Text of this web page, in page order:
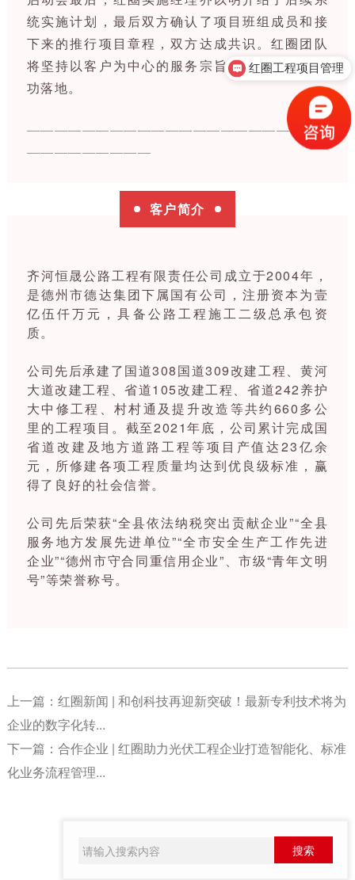
统实施计划，最后双方确认了项目班组成员和接
下来的推行项目章程，双方达成共识。红圈团队
将坚持以客户为中心的服务宗旨，确保系统的成
功落地。
—————————————————————
—————————
客户简介
齐河恒晟公路工程有限责任公司 成立于2004年，
是德州市德达集团下属国有公司，注册资本为壹
亿伍仟万元，具备公路工程施工二级总承包资
质。
公司先后承建了国道308国道309改建工程、黄河
大道改建工程、省道105改建工程、省道242养护
大中修工程、村村通及提升改造等共约660多公
里的工程项目。截至2021年底，公司累计完成国
省道改建及地方道路工程等项目产值达23亿余
元，所修建各项工程质量均达到优良级标准，赢
得了良好的社会信誉。
公司先后荣获“全县依法纳税突出贡献企业”“全县
服务地方发展先进单位”“全市安全生产工作先进
企业”“德州市守合同重信用企业”、市级“青年文明
号”等荣誉称号。
上一篇： 红圈新闻 | 和创科技再迎新突破！最新专利技术将为
企业的数字化转...
下一篇： 合作企业 | 红圈助力光伏工程企业打造智能化、标准
化业务流程管理...
售前咨询